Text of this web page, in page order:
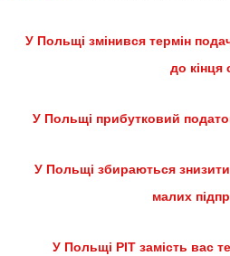
У Польщі змінився термін
до кінця
У Польщі прибутковий
У Польщі збираються
малих
У Польщі PIT замість вас